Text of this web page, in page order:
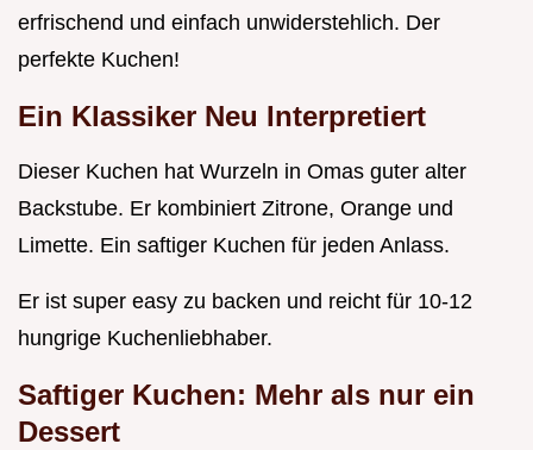
erfrischend und einfach unwiderstehlich. Der
perfekte Kuchen!
Ein Klassiker Neu Interpretiert
Dieser Kuchen hat Wurzeln in Omas guter alter
Backstube. Er kombiniert Zitrone, Orange und
Limette. Ein saftiger Kuchen für jeden Anlass.
Er ist super easy zu backen und reicht für 10-12
hungrige Kuchenliebhaber.
Saftiger Kuchen: Mehr als nur ein
Dessert